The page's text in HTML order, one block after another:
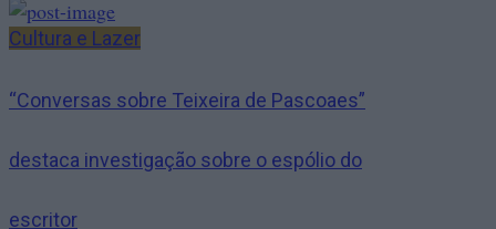
Cultura e Lazer
“Conversas sobre Teixeira de Pascoaes”
destaca investigação sobre o espólio do
escritor